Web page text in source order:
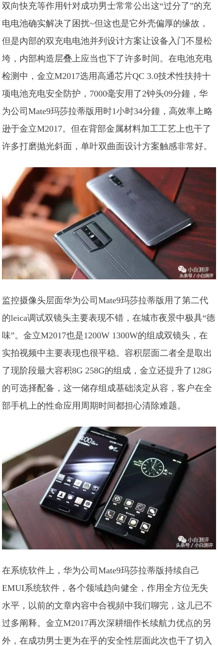
双向快充等作用针对成功男士常常公出这“过分了”的充
电电池确实解决了困扰~但这也是它外壳偏厚的缘故，
但是內部的双充电电池并列设计方案让设备入门不显松
垮，内部构造层叠上应当也下了许多时间。在电池充电
检测中，金立M2017选用高通芯片QC 3.0技术性扶持十
项电池充电安全防护，7000毫安用了2钟头09分鐘，华
为公司Mate9玛莎拉蒂版用时1小时34分鐘，高效率上略
逊于金立M2017。但在背部金属材料加工工艺上也干了
许多打磨抛光斜面，单叶双曲面设计方案触感非常好。
监控摄像头层面华为公司Mate9玛莎拉蒂版用了第二代
的leica调试双镜头主要表现不错，在城市夜景中极具“德
味”。金立M2017也是1200W 1300W的组成双镜头，在
实拍视频中主要表现也很平稳。容积层面二者全是取出
了现阶段最大容积8G 258G的组成，金立还提升了128G
的可选择配备，这一储存组成基础淡定从容，客户在全
部手机上的性命应用周期时间都担心清除难题。
在系统软件上，华为公司Mate9玛莎拉蒂版持续自己
EMUI系统软件，各个领域趋向健全，作用全方位无失
水平，以前的文章内容中合视頻中我们聊完，这儿已不
过多阐释。金立M2017再次深耕细作长续航力优点的另
外，在成功男士更为在乎的安全性层面此次也干了切入